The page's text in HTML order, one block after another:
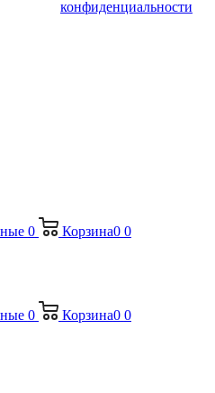
конфиденциальности
0 Корзина0 0
0 Корзина0 0